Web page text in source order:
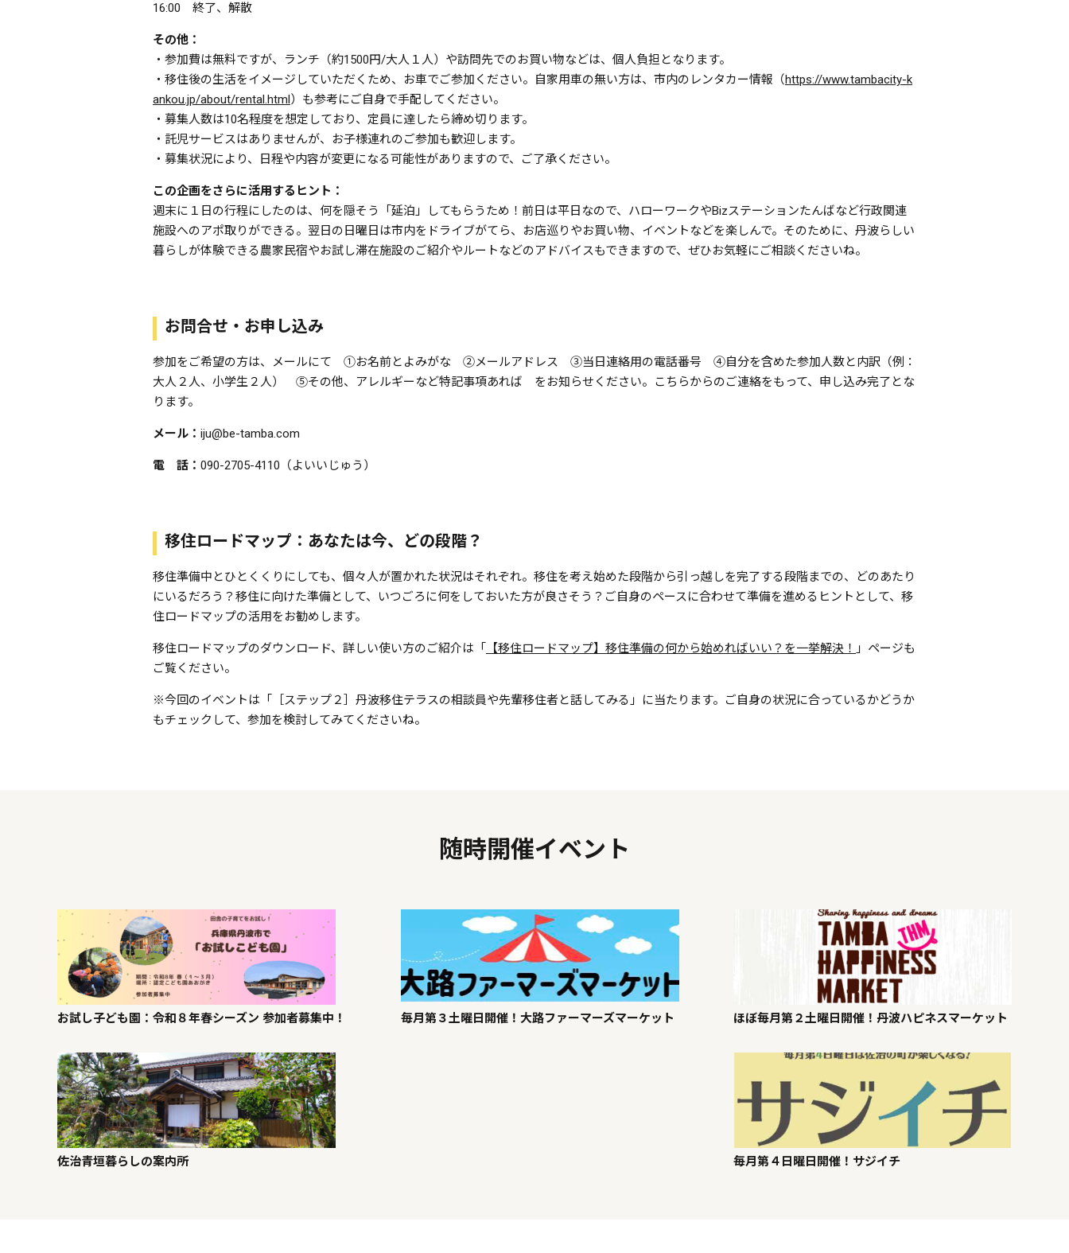
16:00 終了、解散
その他：
・参加費は無料ですが、ランチ（約1500円/大人１人）や訪問先でのお買い物などは、個人負担となります。
・移住後の生活をイメージしていただくため、お車でご参加ください。自家用車の無い方は、市内のレンタカー情報（https://www.tambacity-k
ankou.jp/about/rental.html）も参考にご自身で手配してください。
・募集人数は10名程度を想定しており、定員に達したら締め切ります。
・託児サービスはありませんが、お子様連れのご参加も歓迎します。
・募集状況により、日程や内容が変更になる可能性がありますので、ご了承ください。
この企画をさらに活用するヒント：
週末に１日の行程にしたのは、何を隠そう「延泊」してもらうため！前日は平日なので、ハローワークやBizステーションたんばなど行政関連
施設へのアポ取りができる。翌日の日曜日は市内をドライブがてら、お店巡りやお買い物、イベントなどを楽しんで。そのために、丹波らしい
暮らしが体験できる農家民宿やお試し滞在施設のご紹介やルートなどのアドバイスもできますので、ぜひお気軽にご相談くださいね。
お問合せ・お申し込み
参加をご希望の方は、メールにて ①お名前とよみがな ②メールアドレス ③当日連絡用の電話番号 ④自分を含めた参加人数と内訳（例：
大人２人、小学生２人） ⑤その他、アレルギーなど特記事項あれば をお知らせください。こちらからのご連絡をもって、申し込み完了とな
ります。
メール： iju@be-tamba.com
電 話： 090-2705-4110（よいいじゅう）
移住ロードマップ：あなたは今、どの段階？
移住準備中とひとくくりにしても、個々人が置かれた状況はそれぞれ。移住を考え始めた段階から引っ越しを完了する段階までの、どのあたり
にいるだろう？移住に向けた準備として、いつごろに何をしておいた方が良さそう？ご自身のペースに合わせて準備を進めるヒントとして、移
住ロードマップの活用をお勧めします。
移住ロードマップのダウンロード、詳しい使い方のご紹介は「 【移住ロードマップ】移住準備の何から始めればいい？を一挙解決！ 」ページも
ご覧ください。
※今回のイベントは「［ステップ２］丹波移住テラスの相談員や先輩移住者と話してみる」に当たります。ご自身の状況に合っているかどうか
もチェックして、参加を検討してみてくださいね。
随時開催イベント
お試し子ども園：令和８年春シーズン 参加者募集中！ 毎月第３土曜日開催！大路ファーマーズマーケット ほぼ毎月第２土曜日開催！丹波ハピネスマーケット
佐治青垣暮らしの案内所 毎月第４日曜日開催！サジイチ